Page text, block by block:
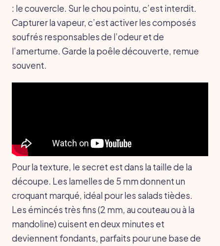
: le couvercle. Sur le chou pointu, c’est interdit.
Capturer la vapeur, c’est activer les composés
soufrés responsables de l’odeur et de
l’amertume. Garde la poêle découverte, remue
souvent.
Pour la texture, le secret est dans la taille de la
découpe. Les lamelles de 5 mm donnent un
croquant marqué, idéal pour les salads tièdes.
Les émincés très fins (2 mm, au couteau ou à la
mandoline) cuisent en deux minutes et
deviennent fondants, parfaits pour une base de